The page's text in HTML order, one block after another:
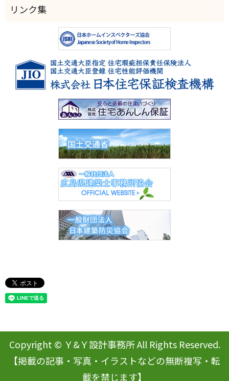
Copyright © Ｙ&Ｙ設計事務所 All Rights Reserved.
【掲載の記事・写真・イラストなどの無断複写・転
載を禁じます】